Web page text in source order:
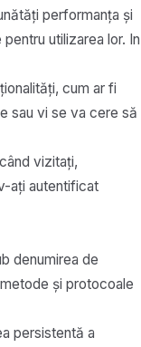
performanța și
utilizarea lor. In
cum ar fi
sau vi se va cere să
vizitați,
ați autentificat
denumirea de
și protocoale
persistentă a